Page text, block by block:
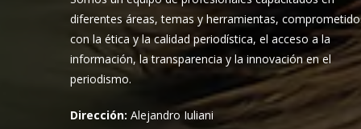
diferentes áreas, temas y herramientas,
con la ética y la calidad periodística, el acceso a la
información, la transparencia y la innovación en el
periodismo.
Dirección:Alejandro Iuliani